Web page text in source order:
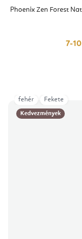
Phoenix Zen Forest
7-
Kedvezmények
fehér Fekete